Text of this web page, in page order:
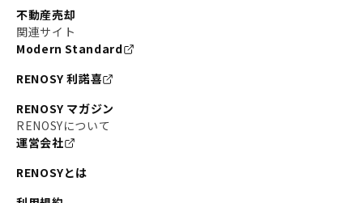
不動産売却
関連サイト
Modern Standard
RENOSY 利諾喜
RENOSY マガジン
RENOSYについて
運営会社
RENOSYとは